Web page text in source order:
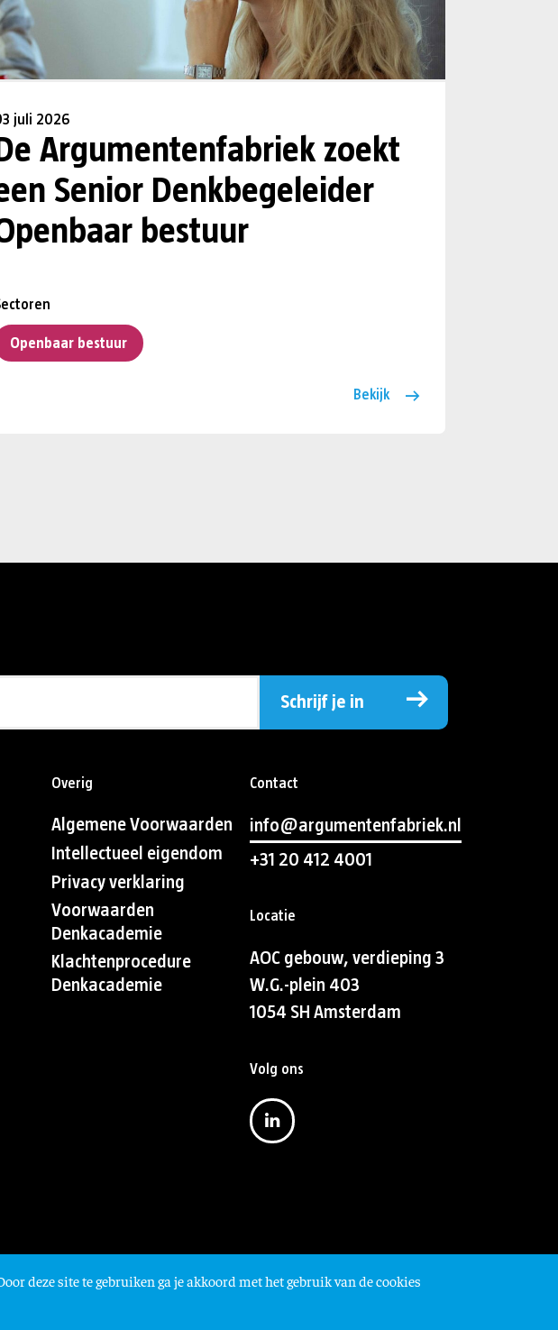
juli 2026
De Argumentenfabriek zoekt
Senior Denkbegeleider
bestuur
Openbaar bestuur
Bekijk
Schrijf je in
Overig
Algemene Voorwaarden
Intellectueel eigendom
Privacy verklaring
Voorwaarden
Denkacademie
Klachtenprocedure
Denkacademie
Contact
info@argumentenfabriek.nl
+31 20 412 4001
Locatie
AOC gebouw, verdieping 3
W.G.-plein 403
1054 SH Amsterdam
Volg ons
deze site te gebruiken ga je akkoord met het gebruik van de cookies